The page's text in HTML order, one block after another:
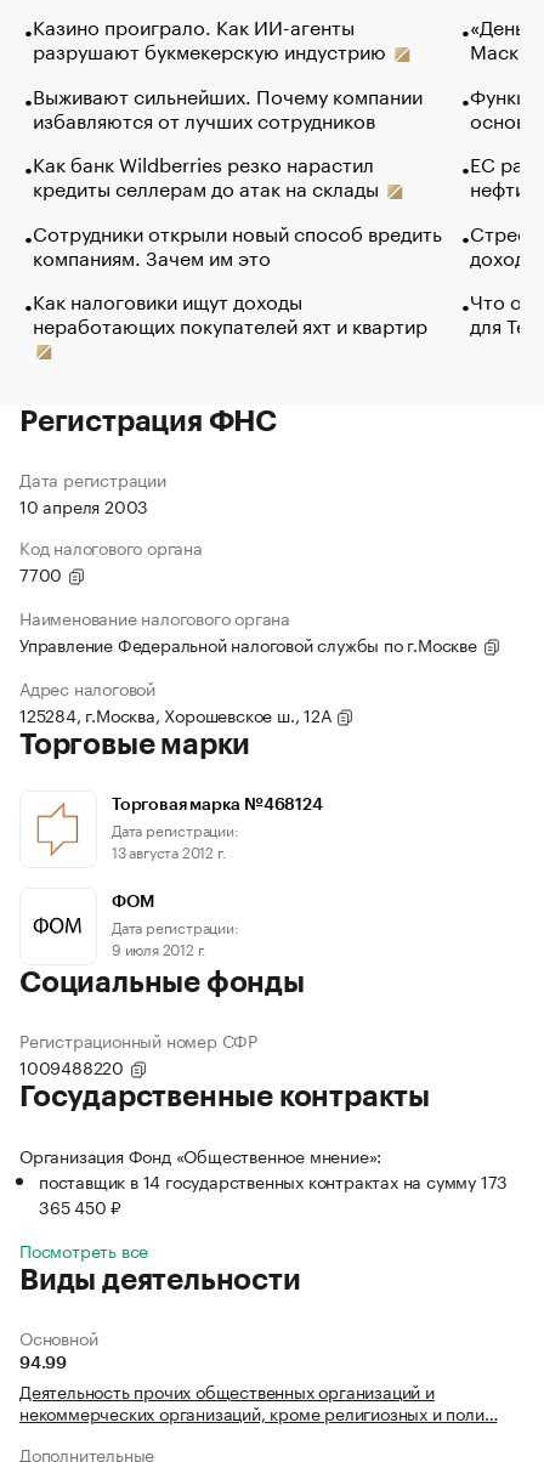
Казино проиграло. Как ИИ-агенты
разрушают букмекерскую индустрию
Выживают сильнейших. Почему компании
избавляются от лучших сотрудников
Как банк Wildberries резко нарастил
кредиты селлерам до атак на склады
Сотрудники открыли новый способ вредить
компаниям. Зачем им это
Как налоговики ищут доходы
неработающих покупателей яхт и квартир
Маск в
основ
ЕС
нефти
Что
для
Регистрация ФНС
Дата регистрации
10 апреля 2003
Код налогового органа
7700
Наименование налогового органа
Управление Федеральной налоговой службы по г.Москве
Адрес налоговой
125284, г.Москва, Хорошевское ш., 12А
Торговые марки
Торговая марка №468124
Дата регистрации:
13 августа 2012 г.
ФОМ
Дата регистрации:
9 июля 2012 г.
Социальные фонды
Регистрационный номер СФР
1009488220
Государственные контракты
Организация Фонд «Общественное мнение»:
поставщик в 14 государственных контрактах на сумму 173
365 450 ₽
Посмотреть все
Виды деятельности
Основной
94.99
Деятельность прочих общественных организаций и
некоммерческих организаций, кроме религиозных и поли…
Дополнительные